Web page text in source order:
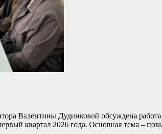
Валентины Дудниковой обсуждена
квартал 2026 года. Основная тема –